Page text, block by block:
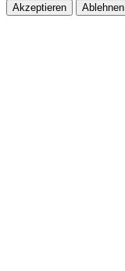
Akzeptieren Ablehnen